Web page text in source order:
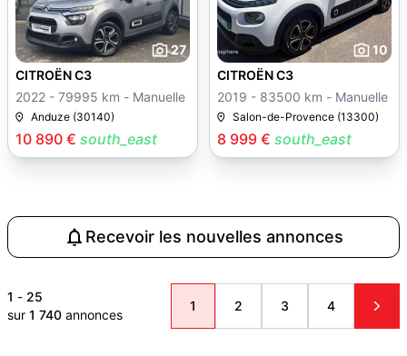
27
10 890 € south_east
CITROËN C3
2022 - 79995 km - Manuelle
Anduze (30140)
10
8 999 € south_east
CITROËN C3
2019 - 83500 km - Manuelle
Salon-de-Provence (13300)
Recevoir les nouvelles annonces
1 - 25
sur 1 740 annonces
1 2 3 4